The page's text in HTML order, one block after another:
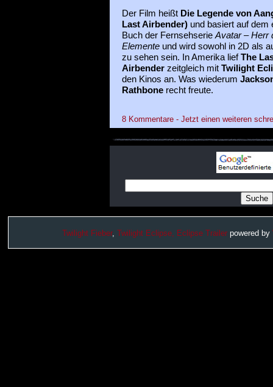
Der Film heißt Die Legende von
Last Airbender)und basiert auf dem
Buch der Fernsehserie Avatar – Herr
Elementeund wird sowohl in 2D als
zu sehen sein. In Amerika liefThe
Airbenderzeitgleich mit Twilight
den Kinos an. Was wiederum
Rathbonerecht freute.
8 Kommentare - Jetzt einen weiteren
Twilight Fieber, Twilight Eclipse, Eclipse Trailer powered by